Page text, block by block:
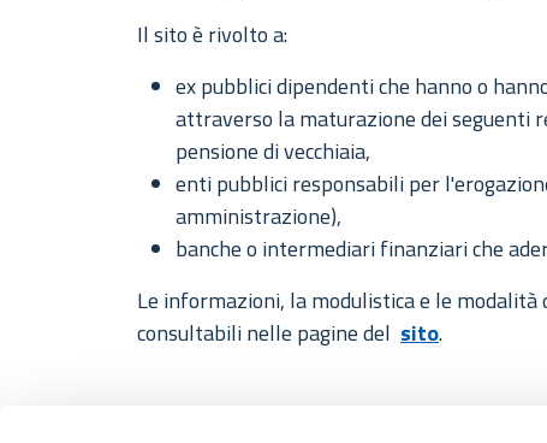
Il sito è rivolto a:
ex pubblici dipendenti che hanno o
attraverso la maturazione dei seguenti
pensione di vecchiaia,
enti pubblici responsabili per
amministrazione),
banche o intermediari finanziari che
Le informazioni, la modulistica e le
consultabili nelle pagine del sito.